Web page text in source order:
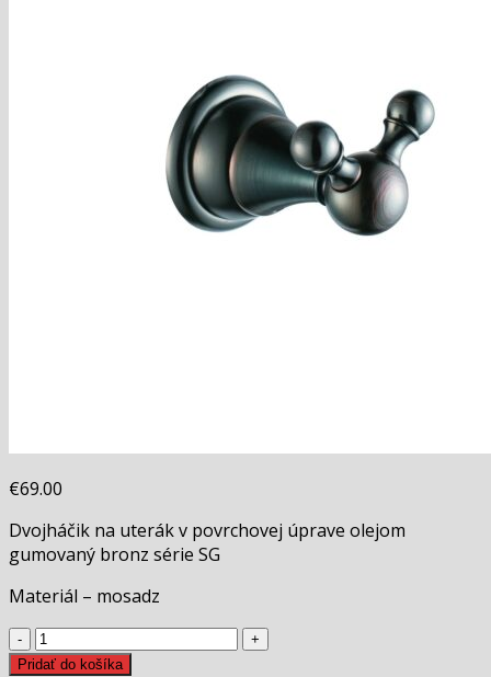
€69.00
Dvojháčik na uterák v povrchovej úprave olejom
gumovaný bronz série SG
Materiál – mosadz
množstvo
Dvojháčik
Pridať do košíka